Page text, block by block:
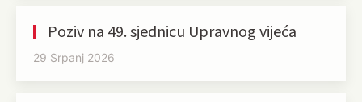
Poziv na 49. sjednicu Upravnog vijeća
29 Srpanj 2026